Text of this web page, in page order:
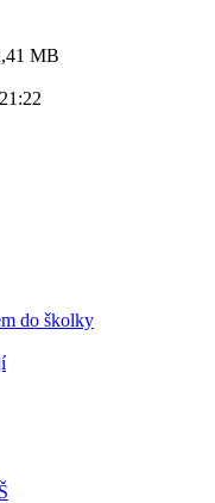
MB
do školky